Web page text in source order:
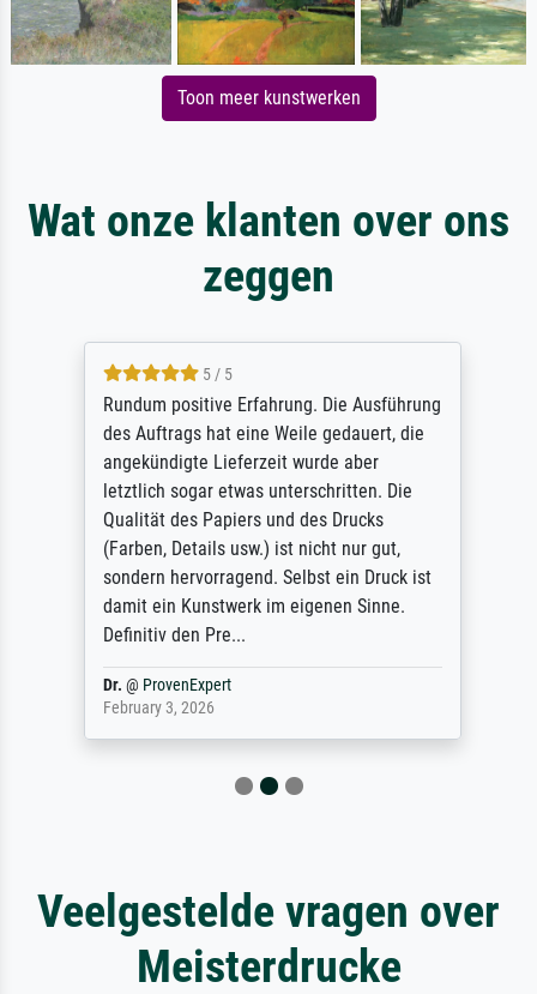
Toon meer kunstwerken
Wat onze klanten over ons
zeggen
5 / 5
Rundum positive Erfahrung. Die Ausführung
des Auftrags hat eine Weile gedauert, die
angekündigte Lieferzeit wurde aber
letztlich sogar etwas unterschritten. Die
Qualität des Papiers und des Drucks
(Farben, Details usw.) ist nicht nur gut,
sondern hervorragend. Selbst ein Druck ist
damit ein Kunstwerk im eigenen Sinne.
Definitiv den Pre...
Dr.@ ProvenExpert
February 3, 2026
Veelgestelde vragen over
Meisterdrucke